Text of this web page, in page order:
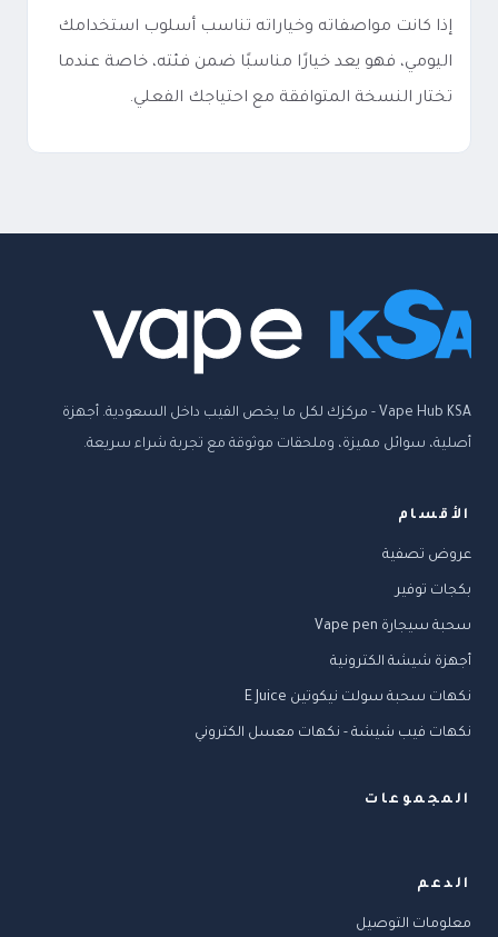
إذا كانت مواصفاته وخياراته تناسب أسلوب استخدامك
اليومي، فهو يعد خيارًا مناسبًا ضمن فئته، خاصة عندما
تختار النسخة المتوافقة مع احتياجك الفعلي.
Vape Hub KSA - مركزك لكل ما يخص الفيب داخل السعودية. أجهزة
أصلية، سوائل مميزة، وملحقات موثوقة مع تجربة شراء سريعة.
الأقسام
عروض تصفية
بكجات توفير
سحبة سيجارة Vape pen
أجهزة شيشة الكترونية
نكهات سحبة سولت نيكوتين E Juice
نكهات فيب شيشة - نكهات معسل الكتروني
المجموعات
الدعم
معلومات التوصيل